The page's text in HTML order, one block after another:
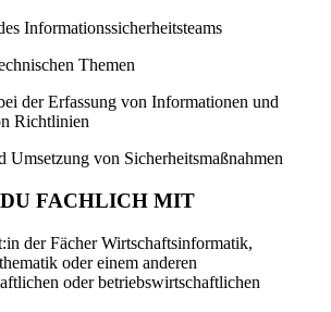
Informationssicherheitsteams
Themen
der Erfassung von Informationen und
Richtlinien
Umsetzung von Sicherheitsmaßnahmen
FACHLICH MIT
der Fächer Wirtschaftsinformatik,
oder einem anderen
oder betriebswirtschaftlichen